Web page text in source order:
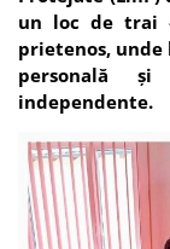
un loc de trai
prietenos,
personală
independente.